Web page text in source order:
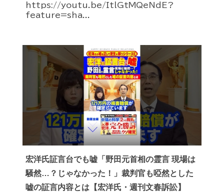
https://youtu.be/ItlGtMQeNdE?
feature=sha...
宏洋氏証言台でも嘘「野田元首相の霊言 現場は
騒然…？じゃなかった！」裁判官も啞然とした
嘘の証言内容とは【宏洋氏・週刊文春訴訟】